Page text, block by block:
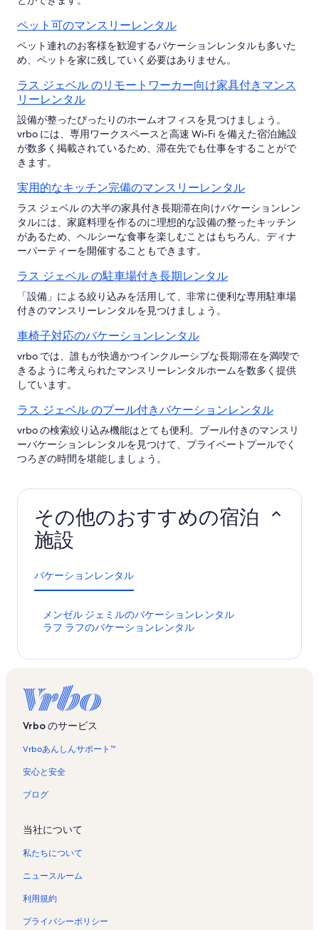
ペット可のマンスリーレンタル
ペット連れのお客様を歓迎するバケーションレンタルも多いた
め、ペットを家に残していく必要はありません。
ラス ジェベル のリモートワーカー向け家具付きマンス
リーレンタル
設備が整ったぴったりのホームオフィスを見つけましょう。
vrbo には、専用ワークスペースと高速 Wi-Fi を備えた宿泊施設
が数多く掲載されているため、滞在先でも仕事をすることがで
きます。
実用的なキッチン完備のマンスリーレンタル
ラス ジェベル の大半の家具付き長期滞在向けバケーションレン
タルには、家庭料理を作るのに理想的な設備の整ったキッチン
があるため、ヘルシーな食事を楽しむことはもちろん、ディナ
ーパーティーを開催することもできます。
ラス ジェベル の駐車場付き長期レンタル
「設備」による絞り込みを活用して、非常に便利な専用駐車場
付きのマンスリーレンタルを見つけましょう。
車椅子対応のバケーションレンタル
vrbo では、誰もが快適かつインクルーシブな長期滞在を満喫で
きるように考えられたマンスリーレンタルホームを数多く提供
しています。
ラス ジェベル のプール付きバケーションレンタル
vrbo の検索絞り込み機能はとても便利。プール付きのマンスリ
ーバケーションレンタルを見つけて、プライベートプールでく
つろぎの時間を堪能しましょう。
その他のおすすめの宿泊
施設
バケーションレンタル
メンゼル ジェミルのバケーションレンタル
メ
ン
ミ
ル
バ
ー
シ
ョ
ン
タ
の
ペ
ー
ジ
開
ラフ ラフのバケーションレンタル
ラ
バ
ケ
シ
ン
レ
ン
タ
ペ
ジ
を
開
く
ン
Vrbo のサービス
Vrboあんしんサポート™
安心と安全
ブログ
当社について
私たちについて
ニュースルーム
利用規約
プライバシーポリシー